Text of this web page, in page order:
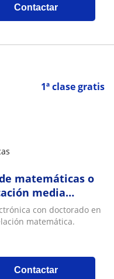
Contactar
1ª clase gratis
matemáticas o
media
con doctorado en
matemática.
Contactar